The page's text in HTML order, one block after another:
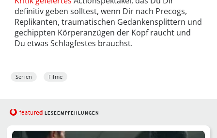
definitiv geben solltest, wenn Dir nach Precogs,
Replikanten, traumatischen Gedankensplittern und
gechippten Körperanzügen der Kopf raucht und
Du etwas Schlagfestes brauchst.
Serien Filme
featured LESEEMPFEHLUNGEN